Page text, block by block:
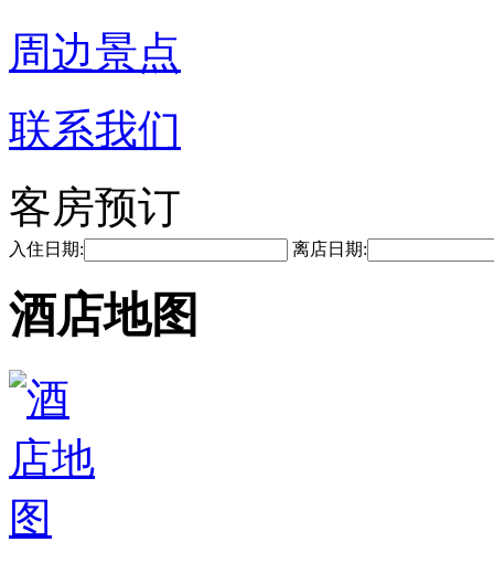
周边景点
联系我们
客房预订
入住日期: 离店日期:
酒店地图